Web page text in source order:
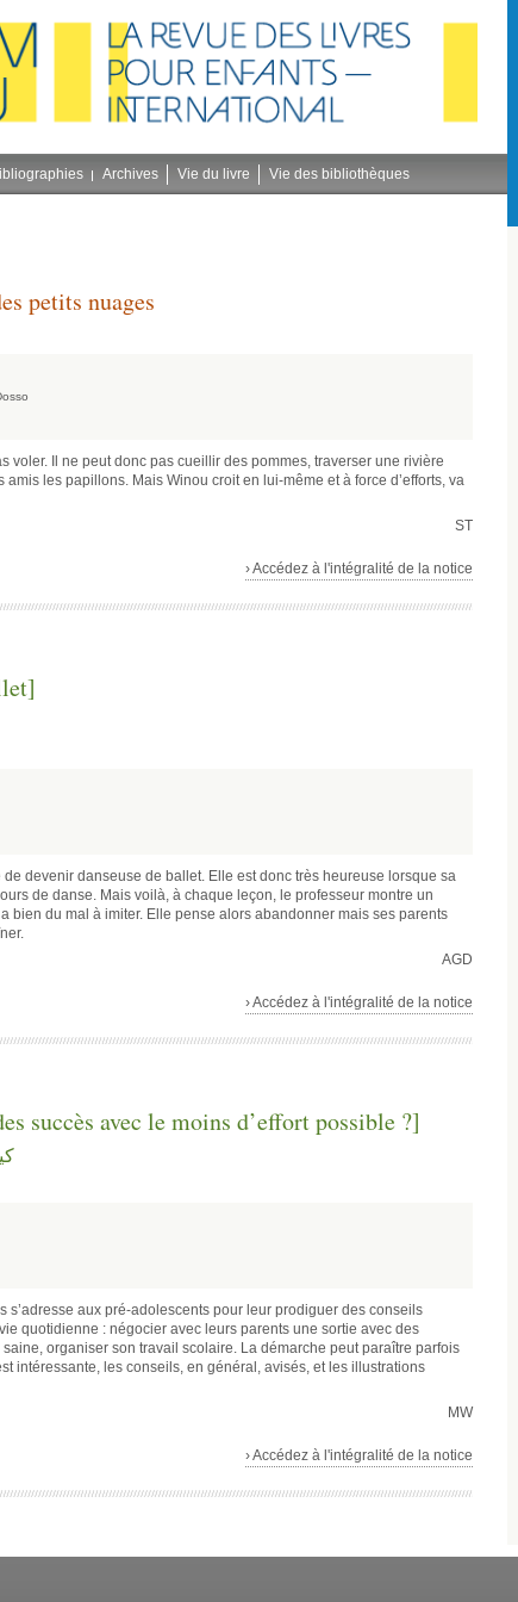
Archives Vie du livre Vie des bibliothèques
petits nuages
voler. Il ne peut donc pas cueillir des pommes, traverser une rivière
les papillons. Mais Winou croit en lui-même et à force d’efforts, va
ST
› Accédez à l'intégralité de la notice
devenir danseuse de ballet. Elle est donc très heureuse lorsque sa
de danse. Mais voilà, à chaque leçon, le professeur montre un
bien du mal à imiter. Elle pense alors abandonner mais ses parents
AGD
› Accédez à l'intégralité de la notice
succès avec le moins d’effort possible ?]
s’adresse aux pré-adolescents pour leur prodiguer des conseils
quotidienne : négocier avec leurs parents une sortie avec des
organiser son travail scolaire. La démarche peut paraître parfois
intéressante, les conseils, en général, avisés, et les illustrations
MW
› Accédez à l'intégralité de la notice